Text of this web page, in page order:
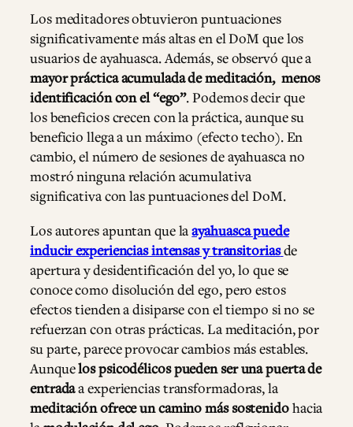
Los meditadores obtuvieron puntuaciones
significativamente más altas en el DoM que los
usuarios de ayahuasca. Además, se observó que a
mayor práctica acumulada de meditación, menos
identificación con el “ego”. Podemos decir que
los beneficios crecen con la práctica, aunque su
beneficio llega a un máximo (efecto techo). En
cambio, el número de sesiones de ayahuasca no
mostró ninguna relación acumulativa
significativa con las puntuaciones del DoM.
Los autores apuntan que laayahuasca puede
inducir experiencias intensas y transitoriasde
apertura y desidentificación del yo, lo que se
conoce como disolución del ego, pero estos
efectos tienden a disiparse con el tiempo si no se
refuerzan con otras prácticas. La meditación, por
su parte, parece provocar cambios más estables.
Aunquelos psicodélicos pueden ser una puerta de
entradaa experiencias transformadoras, la
meditación ofrece un camino más sostenidohacia